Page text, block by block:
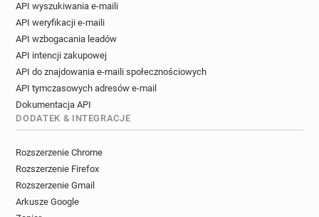
API wyszukiwania e-maili
API weryfikacji e-maili
API wzbogacania leadów
API intencji zakupowej
API do znajdowania e-maili społecznościowych
API tymczasowych adresów e-mail
Dokumentacja API
DODATEK & INTEGRACJE
Rozszerzenie Chrome
Rozszerzenie Firefox
Rozszerzenie Gmail
Arkusze Google